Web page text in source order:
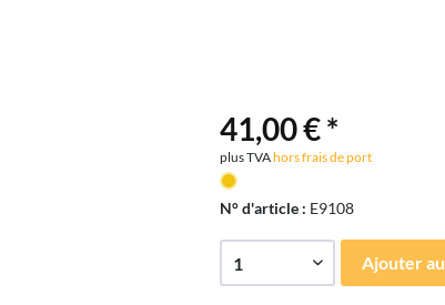
41,00 € *
plus TVAhors frais de port
N° d'article : E9108
Ajouter au